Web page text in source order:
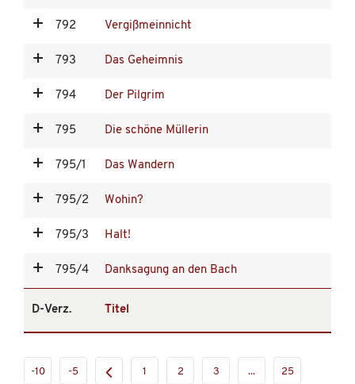
792 Vergißmeinnicht
793 Das Geheimnis
794 Der Pilgrim
795 Die schöne Müllerin
795/1 Das Wandern
795/2 Wohin?
795/3 Halt!
795/4 Danksagung an den Bach
D-Verz. Titel
-10 -5 1 2 3 ... 25